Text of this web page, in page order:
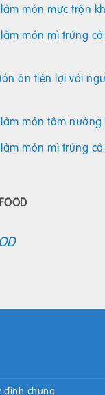
món mực trộn
món mì trứng
ăn tiện lợi với
món tôm
món mì trứng
định chung